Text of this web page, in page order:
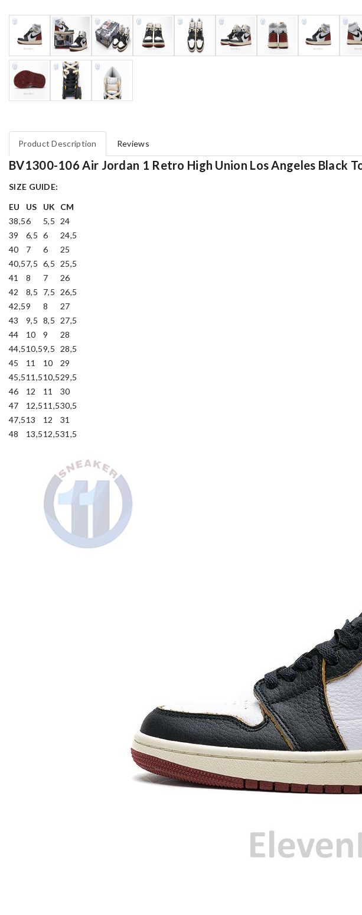
Product Description Reviews
BV1300-106 Air Jordan 1 Retro High Union Los Angeles Black
SIZE GUIDE:
EU
US UK
CM
38,56 5,5
24
39
6,5 6
24,5
40
7 6
25
40,57,5 6,5
25,5
41
8 7
26
42
8,5 7,5
26,5
42,59 8
27
43
9,5 8,5
27,5
44
10 9
28
44,510,59,5
28,5
45
11 10
29
45,511,510,529,5
46
12 11
30
47
12,511,530,5
47,513 12
31
48
13,512,531,5